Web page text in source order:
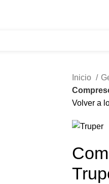
Inicio
Volver a